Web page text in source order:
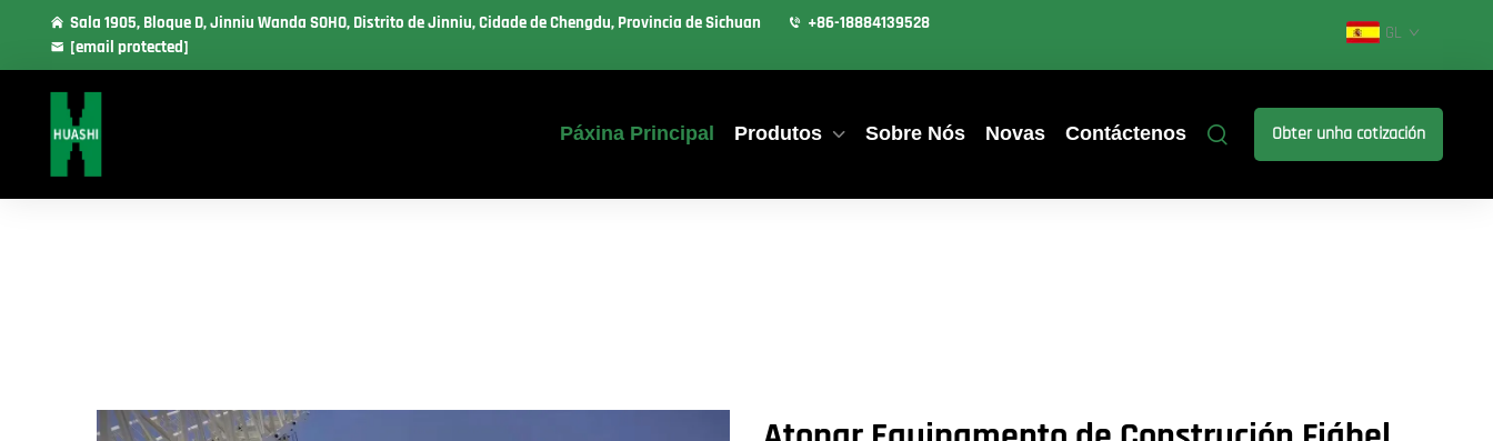
Sala 1905, Bloque D, Jinniu Wanda SOHO, Distrito de Jinniu, Cidade de Chengdu, Provincia de Sichuan
+86-18884139528
[email protected]
GL
Páxina Principal Produtos Sobre Nós Novas Contáctenos Obter unha cotización